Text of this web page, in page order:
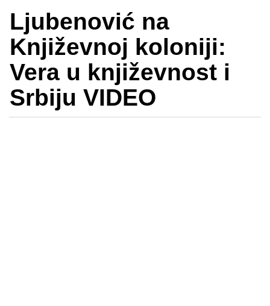
Ljubenović na
Književnoj koloniji:
Vera u književnost i
Srbiju VIDEO